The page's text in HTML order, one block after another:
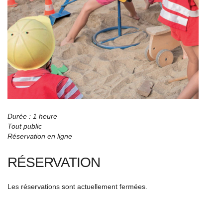
Durée : 1 heure
Tout public
Réservation en ligne
RÉSERVATION
Les réservations sont actuellement fermées.